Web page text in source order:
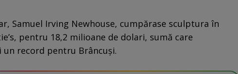
Samuel Irving Newhouse, cumpărase sculptura în
pentru 18,2 milioane de dolari, sumă care
un record pentru Brâncuși.